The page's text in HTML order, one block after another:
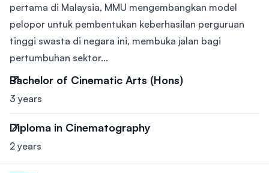
pertama di Malaysia, MMU mengembangkan model
pelopor untuk pembentukan keberhasilan perguruan
tinggi swasta di negara ini, membuka jalan bagi
pertumbuhan sektor...
Bachelor of Cinematic Arts (Hons)
3 years
Diploma in Cinematography
2 years